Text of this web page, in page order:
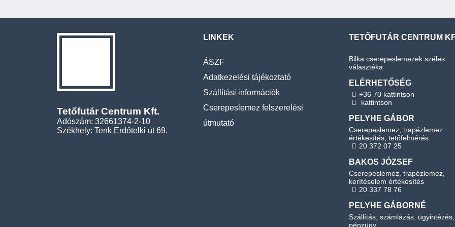
Tetőfutár Centrum Kft.
Adószám: 32661374-2-10
Székhely: Tenk Erdőtelki út 69.
LINKEK
ÁSZF
Adatkezelési tájékoztató
Szállítási információk
Cserepeslemez felszerelési
útmutató
TETŐFUTÁR CENTRUM
Bilka cserepeslemezek széles
választéka
ELÉRHETŐSÉG
+36 70 kattintson
kattintson
PELYHE GÁBOR
Cserepeslemez, trapézlemez
értékesítés, tetőfelmérés
20 372 07 25
BAKOS JÓZSEF
Cserepeslemez, trapézlemez,
kerítéselem értékesítés
20 337 78 76
PELYHE GÁBORNÉ
Szállítás, számlázás, ügyintézés,
pénzügy